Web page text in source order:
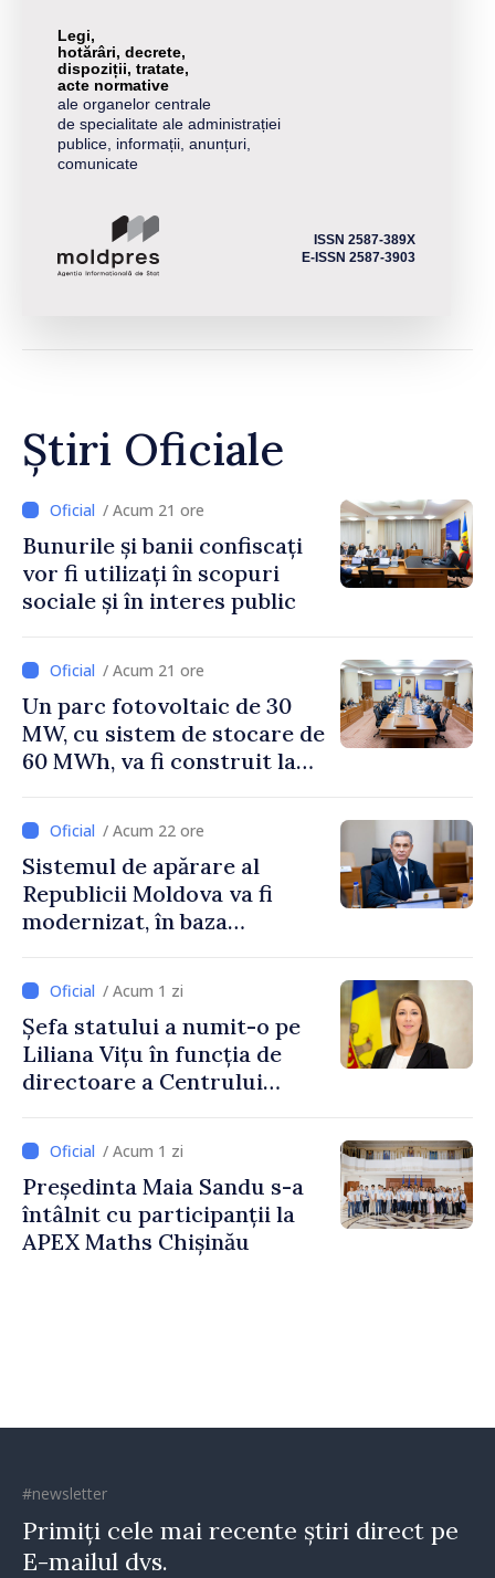
Legi,
hotărâri, decrete,
dispoziții, tratate,
acte normative
ale organelor centrale
de specialitate ale administrației
publice, informații, anunțuri,
comunicate
ISSN 2587-389X
E-ISSN 2587-3903
Știri Oficiale
/ Acum 21 ore
Bunurile și banii confiscați
vor fi utilizați în scopuri
sociale și în interes public
/ Acum 21 ore
Un parc fotovoltaic de 30
MW, cu sistem de stocare de
60 MWh, va fi construit la
/ Acum 22 ore
Sistemul de apărare al
Republicii Moldova va fi
modernizat, în baza
implementare a Strategiei
Naționale de Apărare
/ Acum 1 zi
Șefa statului a numit-o pe
Liliana Vițu în funcția de
directoare a Centrului
Strategică și Contracarare a
Dezinformării
/ Acum 1 zi
Președinta Maia Sandu s-a
întâlnit cu participanții la
APEX Maths Chișinău
#newsletter
Primiți cele mai recente știri direct pe
E-mailul dvs.